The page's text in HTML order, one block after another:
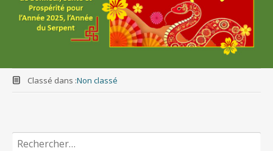
Classé dans :Non classé
Rechercher :